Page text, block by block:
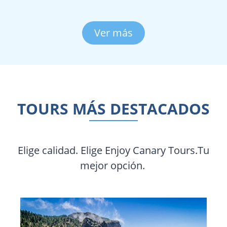
Ver más
TOURS MÁS DESTACADOS
Elige calidad. Elige Enjoy Canary Tours.Tu
mejor opción.